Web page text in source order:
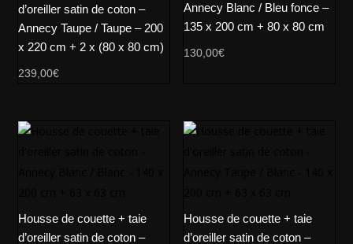
d’oreiller satin de coton –
Annecy Taupe / Taupe – 200
x 220 cm + 2 x (80 x 80 cm)
239,00€
Annecy Blanc / Bleu fonce –
135 x 200 cm + 80 x 80 cm
130,00€
Housse de couette + taie
d’oreiller satin de coton –
Housse de couette + taie
d’oreiller satin de coton –